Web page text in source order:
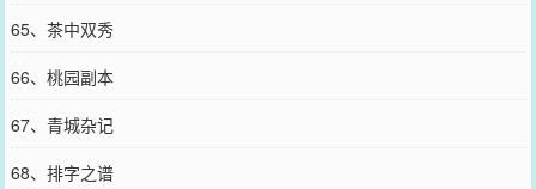
65、茶中双秀
66、桃园副本
67、青城杂记
68、排字之谱